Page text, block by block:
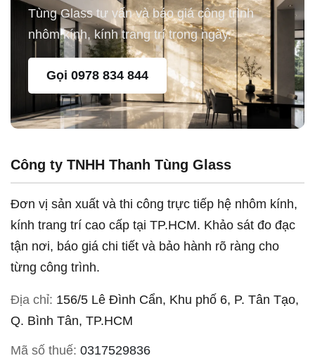
Tùng Glass tư vấn và báo giá công trình
nhôm kính, kính trang trí trong ngày.
Gọi 0978 834 844
Công ty TNHH Thanh Tùng Glass
Đơn vị sản xuất và thi công trực tiếp hệ nhôm kính,
kính trang trí cao cấp tại TP.HCM. Khảo sát đo đạc
tận nơi, báo giá chi tiết và bảo hành rõ ràng cho
từng công trình.
Địa chỉ: 156/5 Lê Đình Cẩn, Khu phố 6, P. Tân Tạo,
Q. Bình Tân, TP.HCM
Mã số thuế: 0317529836